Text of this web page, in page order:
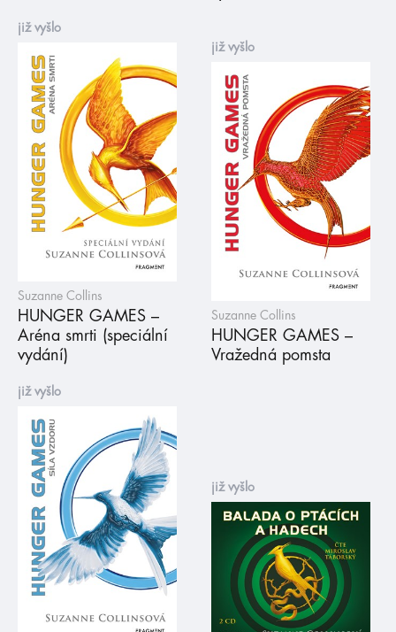
již vyšlo
Suzanne Collins
HUNGER GAMES –
Aréna smrti (speciální
vydání)
již vyšlo
Suzanne Collins
HUNGER GAMES –
Vražedná pomsta
již vyšlo
již vyšlo